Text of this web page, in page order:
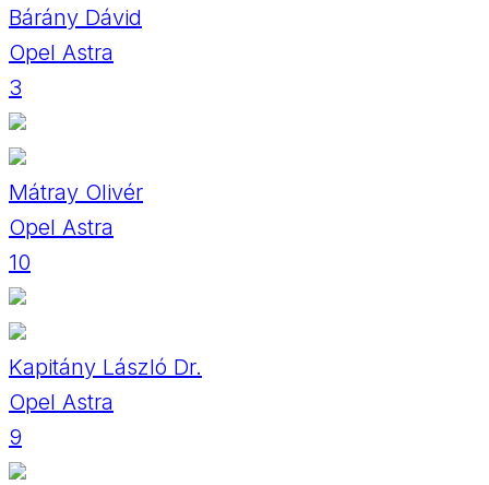
Bárány Dávid
Opel Astra
3
Mátray Olivér
Opel Astra
10
Kapitány László Dr.
Opel Astra
9